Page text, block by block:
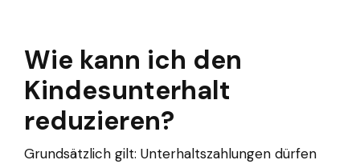
Wie kann ich den
Kindesunterhalt
reduzieren?
Grundsätzlich gilt: Unterhaltszahlungen dürfen